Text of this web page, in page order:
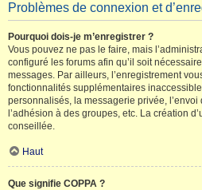
Problèmes de connexion et
Pourquoi dois-je m’enregistrer ?
Vous pouvez ne pas le faire, mais
configuré les forums afin qu’il soit
messages. Par ailleurs, l’enregistrement
fonctionnalités supplémentaires
personnalisés, la messagerie privée,
l’adhésion à des groupes, etc. La création
conseillée.
Haut
Que signifie COPPA ?